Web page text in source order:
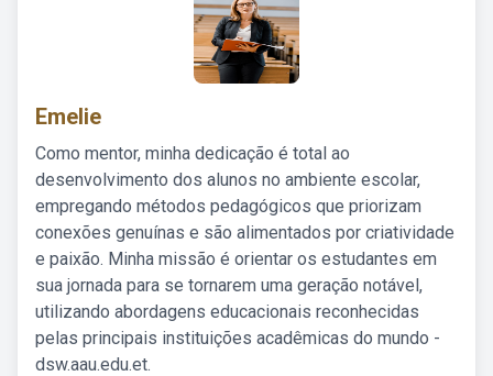
Emelie
Como mentor, minha dedicação é total ao
desenvolvimento dos alunos no ambiente escolar,
empregando métodos pedagógicos que priorizam
conexões genuínas e são alimentados por criatividade
e paixão. Minha missão é orientar os estudantes em
sua jornada para se tornarem uma geração notável,
utilizando abordagens educacionais reconhecidas
pelas principais instituições acadêmicas do mundo -
dsw.aau.edu.et.